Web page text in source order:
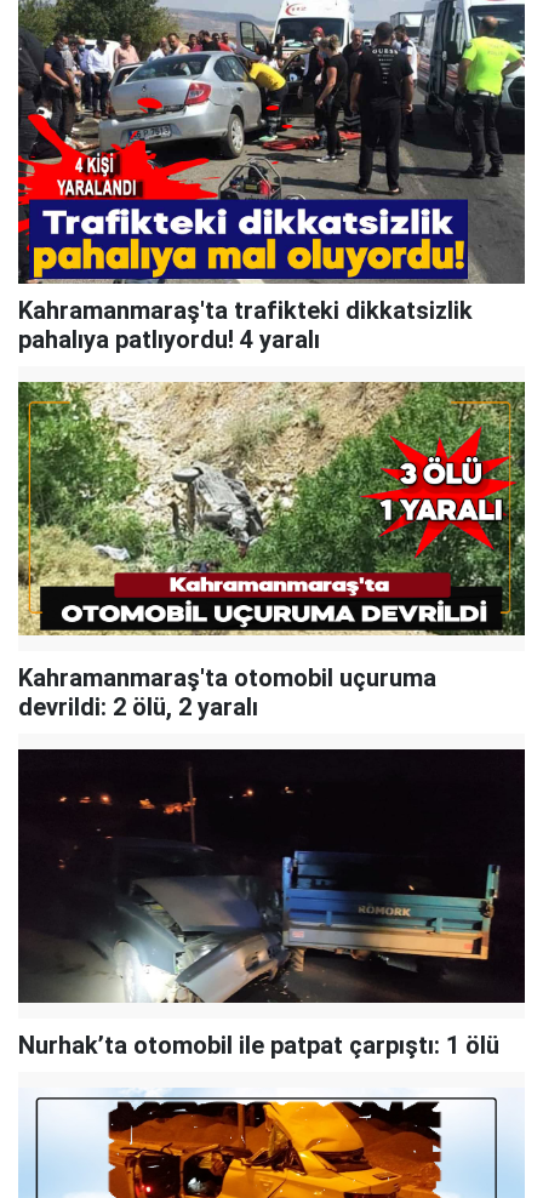
Kahramanmaraş'ta trafikteki dikkatsizlik
pahalıya patlıyordu! 4 yaralı
Kahramanmaraş'ta otomobil uçuruma
devrildi: 2 ölü, 2 yaralı
Nurhak’ta otomobil ile patpat çarpıştı: 1 ölü